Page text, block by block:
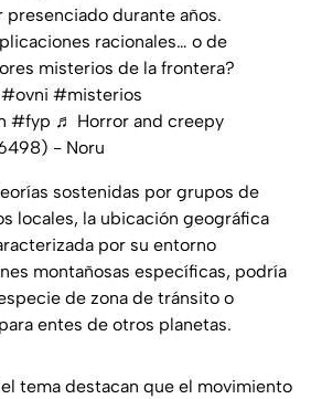
presenciado durante años.
racionales… o de
misterios de la frontera?
#ovni #misterios
#fyp ♬ Horror and creepy
- Noru
sostenidas por grupos de
locales, la ubicación geográfica
por su entorno
montañosas específicas, podría
de zona de tránsito o
entes de otros planetas.
tema destacan que el movimiento